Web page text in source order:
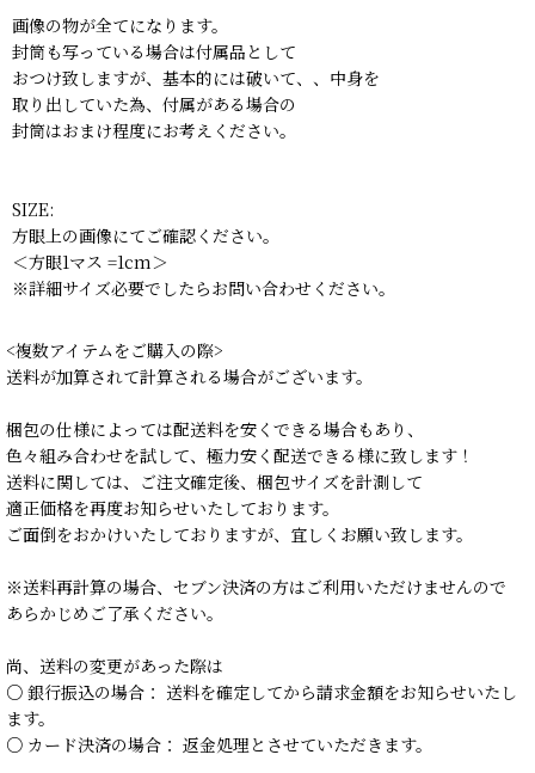
画像の物が全てになります。
封筒も写っている場合は付属品として
おつけ致しますが、基本的には破いて、、中身を
取り出していた為、付属がある場合の
封筒はおまけ程度にお考えください。
SIZE:
方眼上の画像にてご確認ください。
＜方眼1マス =1cm＞
※詳細サイズ必要でしたらお問い合わせください。
<複数アイテムをご購入の際>
送料が加算されて計算される場合がございます。
梱包の仕様によっては配送料を安くできる場合もあり、
色々組み合わせを試して、極力安く配送できる様に致します！
送料に関しては、ご注文確定後、梱包サイズを計測して
適正価格を再度お知らせいたしております。
ご面倒をおかけいたしておりますが、宜しくお願い致します。
※送料再計算の場合、セブン決済の方はご利用いただけませんので
あらかじめご了承ください。
尚、送料の変更があった際は
○ 銀行振込の場合： 送料を確定してから請求金額をお知らせいたし
ます。
○ カード決済の場合： 返金処理とさせていただきます。